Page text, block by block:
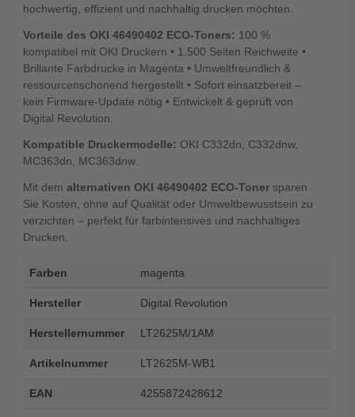
hochwertig, effizient und nachhaltig drucken möchten.
Vorteile des OKI 46490402 ECO-Toners: 100 %
kompatibel mit OKI Druckern • 1.500 Seiten Reichweite •
Brillante Farbdrucke in Magenta • Umweltfreundlich &
ressourcenschonend hergestellt • Sofort einsatzbereit –
kein Firmware-Update nötig • Entwickelt & geprüft von
Digital Revolution.
Kompatible Druckermodelle: OKI C332dn, C332dnw,
MC363dn, MC363dnw.
Mit dem alternativen OKI 46490402 ECO-Tonersparen
Sie Kosten, ohne auf Qualität oder Umweltbewusstsein zu
verzichten – perfekt für farbintensives und nachhaltiges
Drucken.
Farben magenta
Hersteller Digital Revolution
Herstellernummer LT2625M/1AM
Artikelnummer LT2625M-WB1
EAN 4255872428612